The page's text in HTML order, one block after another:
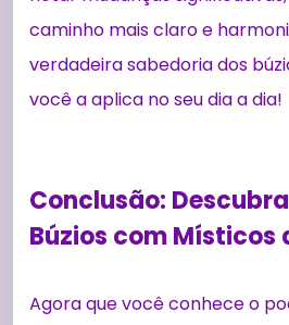
caminho mais claro e
verdadeira sabedoria dos
você a aplica no seu dia a dia!
Conclusão:
Búzios com Místicos
Agora que você conhece o